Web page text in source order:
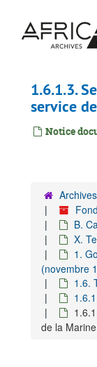
contenu
1.6.1.3.
service
Notice
B.
X.
1.
(novembre
1.6.
de la Marine